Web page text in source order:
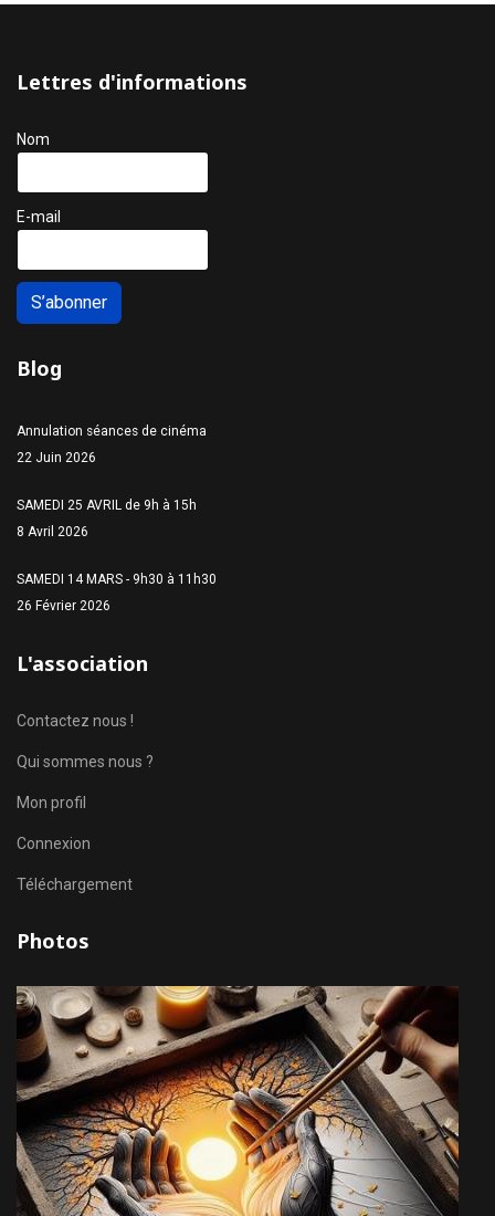
Lettres d'informations
Nom
E-mail
S’abonner
Blog
Annulation séances de cinéma
22 Juin 2026
SAMEDI 25 AVRIL de 9h à 15h
8 Avril 2026
SAMEDI 14 MARS - 9h30 à 11h30
26 Février 2026
L'association
Contactez nous !
Qui sommes nous ?
Mon profil
Connexion
Téléchargement
Photos